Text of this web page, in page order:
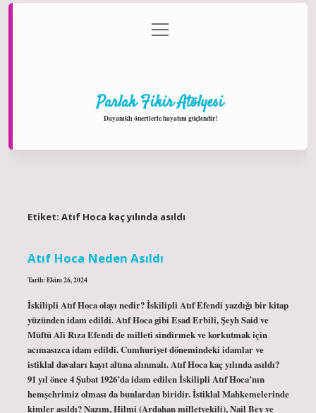
Gizlilik Politikası
menüyü
aç
Parlak Fikir Atölyesi
Dayanıklı önerilerle hayatını güçlendir!
Etiket: Atıf Hoca kaç yılında asıldı
Atıf Hoca Neden Asıldı
Tarih: Ekim 26, 2024
İskilipli Atıf Hoca olayı nedir? İskilipli Atıf Efendi yazdığı bir kitap
yüzünden idam edildi. Atıf Hoca gibi Esad Erbilî, Şeyh Said ve
Müftü Ali Rıza Efendi de milleti sindirmek ve korkutmak için
acımasızca idam edildi. Cumhuriyet dönemindeki idamlar ve
istiklal davaları kayıt altına alınmalı. Atıf Hoca kaç yılında asıldı?
91 yıl önce 4 Şubat 1926’da idam edilen İskilipli Atıf Hoca’nın
hemşehrimiz olması da bunlardan biridir. İstiklal Mahkemelerinde
kimler asıldı? Nazım, Hilmi (Ardahan milletvekili), Nail Bey ve